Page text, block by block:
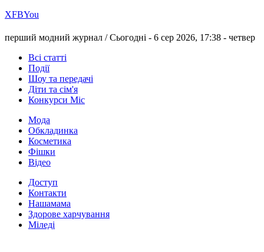
ХFBYou
перший модний журнал /Сьогодні - 6 сер 2026, 17:38 - четвер
Всі статті
Події
Шоу та передачі
Діти та сім'я
Конкурси Міс
Мода
Обкладинка
Косметика
Фішки
Відео
Доступ
Контакти
Нашамама
Здорове харчування
Міледі